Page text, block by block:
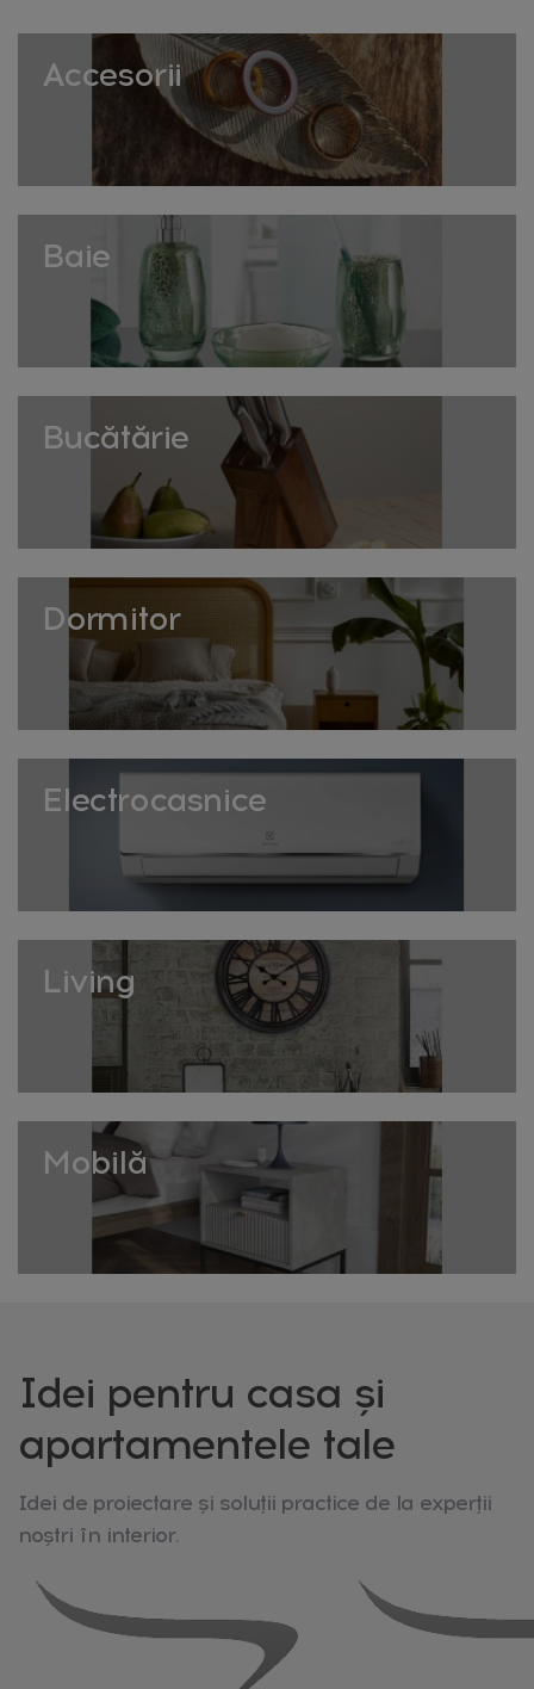
pentru perne decorative de living sau dormitor, care își
păstrează forma chiar și după utilizare îndelungată.
Umpluturi de diferite mărimi
Disponibile în dimensiuni standard, compatibile cu
majoritatea huselor de perne decorative de pe piață,
ușor de identificat mărimea potrivită.
Umpluturi ușor de întreținut
Materiale care își păstrează forma și structura după
spălări repetate, fără să se aglomereze sau să-și piardă
din volum.
Umpluturi hipoalergenice
Pentru cei sensibili, colecția include și variante
hipoalergenice, potrivite pentru dormitoare unde
calitatea aerului contează.
Cum alegi umplutura potrivită
Alege o umplutură ușor mai mare decât husa pentru un
aspect plin și voluminos al pernei decorative finale,
evitând un aspect turtit sau lipsit de volum.
Livrare rapidă în toată România. Descoperă colecția
Reîmprospătarea umpluturilor
Scuturarea periodică a umpluturilor ajută la redistribuirea
materialului și prevenirea aglomerării în colțuri.
La HomeVibes găsești umpluturi de calitate, potrivite
pentru orice dimensiune de husă de pernă.
Calitatea umpluturii contează
Diferența dintre o pernă decorativă care arată bine luni
de zile și una care se turtește rapid stă adesea în
calitatea umpluturii alese. O umplutură densă, care
revine la forma inițială după compresie, oferă o investiție
mai durabilă pe termen lung.
La HomeVibes selectăm umpluturi care mențin volumul
Accesorii
Baie
Bucătărie
Dormitor
Electrocasnice
Living
Mobilă
Idei pentru casa și
apartamentele tale
Idei de proiectare și soluții practice de la experții
noștri în interior.